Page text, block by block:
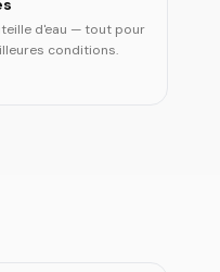
d'eau — tout pour
conditions.